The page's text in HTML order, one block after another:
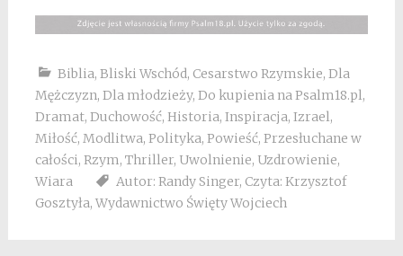
Biblia, Bliski Wschód, Cesarstwo Rzymskie, Dla
Mężczyzn, Dla młodzieży, Do kupienia na Psalm18.pl,
Dramat, Duchowość, Historia, Inspiracja, Izrael,
Miłość, Modlitwa, Polityka, Powieść, Przesłuchane w
całości, Rzym, Thriller, Uwolnienie, Uzdrowienie,
Wiara
Autor: Randy Singer, Czyta: Krzysztof
Gosztyła, Wydawnictwo Święty Wojciech